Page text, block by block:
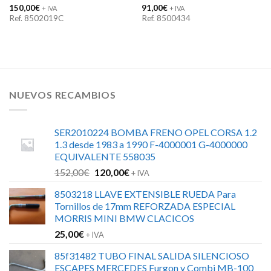
150,00€ + IVA
Ref. 8502019C
91,00€ + IVA
Ref. 8500434
NUEVOS RECAMBIOS
SER2010224 BOMBA FRENO OPEL CORSA 1.2
1.3 desde 1983 a 1990 F-4000001 G-4000000
EQUIVALENTE 558035
152,00€ El
original
era:
152,00€.
120,00€El
actual
es:
120,00€.
+ IVA
8503218 LLAVE EXTENSIBLE RUEDA Para
Tornillos de 17mm REFORZADA ESPECIAL
MORRIS MINI BMW CLACICOS
25,00€+ IVA
85f31482 TUBO FINAL SALIDA SILENCIOSO
ESCAPES MERCEDES Furgon y Combi MB-100